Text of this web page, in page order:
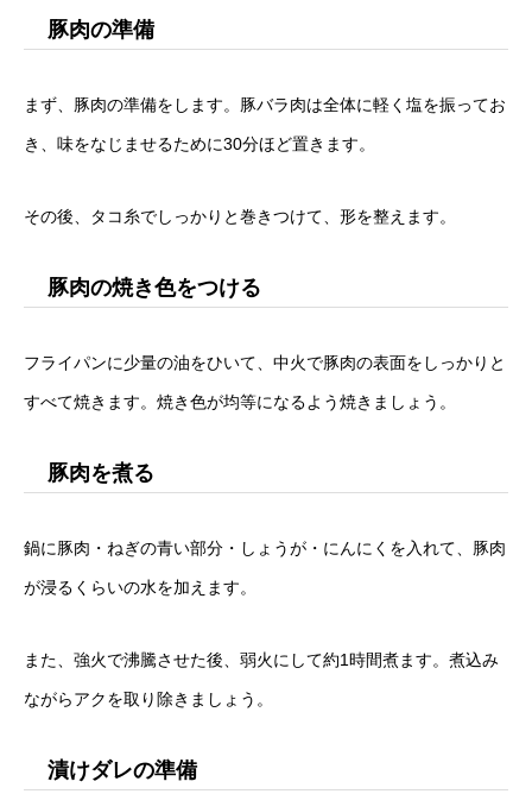
豚肉の準備
まず、豚肉の準備をします。豚バラ肉は全体に軽く塩を振ってお
き、味をなじませるために30分ほど置きます。
その後、タコ糸でしっかりと巻きつけて、形を整えます。
豚肉の焼き色をつける
フライパンに少量の油をひいて、中火で豚肉の表面をしっかりと
すべて焼きます。焼き色が均等になるよう焼きましょう。
豚肉を煮る
鍋に豚肉・ねぎの青い部分・しょうが・にんにくを入れて、豚肉
が浸るくらいの水を加えます。
また、強火で沸騰させた後、弱火にして約1時間煮ます。煮込み
ながらアクを取り除きましょう。
漬けダレの準備